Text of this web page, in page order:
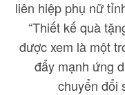
liên hiệp phụ nữ
“Thiết kế quà
được xem là một
đẩy mạnh ứng
chuyển đổi